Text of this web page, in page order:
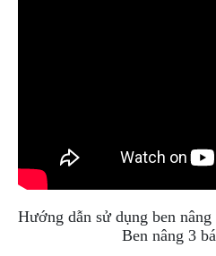
MBIKER
PHẨM
Hướng dẫn sử dụng ben nâng
Ben nâng 3